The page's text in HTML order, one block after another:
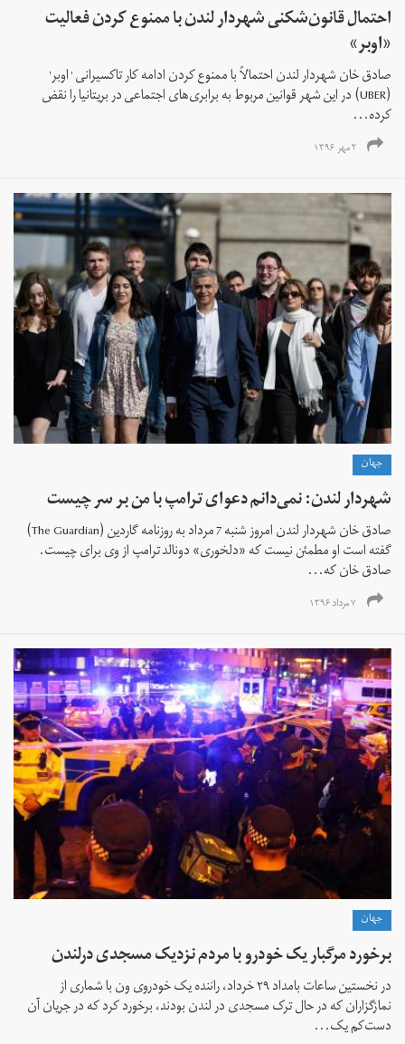
احتمال قانون‌شکنی شهردار لندن با ممنوع کردن فعالیت
«اوبر»
صادق خان شهردار لندن احتمالاً با ممنوع کردن ادامه کار تاکسیرانی ' اوبر'
(UBER) در این شهر قوانین مربوط به برابری‌های اجتماعی در بریتانیا را نقض
کرده...
۲ مهر ۱۳۹۶
جهان
شهردار لندن: نمی‌دانم دعوای ترامپ با من بر سر چیست
صادق خان شهردار لندن امروز شنبه 7 مرداد به روزنامه گاردین (The Guardian)
گفته است او مطمئن نیست که «دلخوری» دونالد ترامپ از وی برای چیست.
صادق خان که...
۷ مرداد ۱۳۹۶
جهان
برخورد مرگبار یک خودرو با مردم نزدیک مسجدی درلندن
در نخستین ساعات بامداد ۲۹ خرداد، راننده یک خودروی ون با شماری از
نمازگزاران که در حال ترک مسجدی در لندن بودند، برخورد کرد که در جریان آن
دست‌کم یک...